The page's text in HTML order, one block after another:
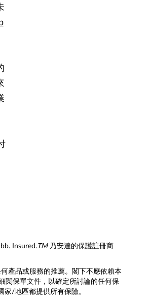
Insured.TM 乃安達的保護註冊商
產品或服務的推薦。閣下不應依賴本
閱保單文件，以確定所討論的任何保
/地區都提供所有保險。